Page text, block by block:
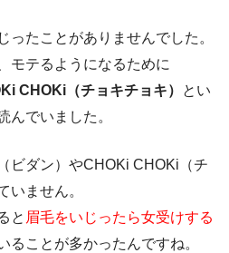
ったことがありませんでした。
モテるようになるために
CHOKi（チョキチョキ）
とい
んでいました。
ビダン）やCHOKi CHOKi（チ
いません。
と 眉毛をいじったら女受けする
ることが多かったんですね。